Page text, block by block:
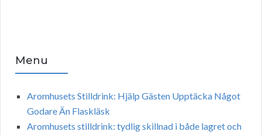
Menu
Aromhusets Stilldrink: Hjälp Gästen Upptäcka Något
Godare Än Flaskläsk
Aromhusets stilldrink: tydlig skillnad i både lagret och